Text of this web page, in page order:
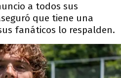
a todos sus
que tiene una
fanáticos lo respalden.